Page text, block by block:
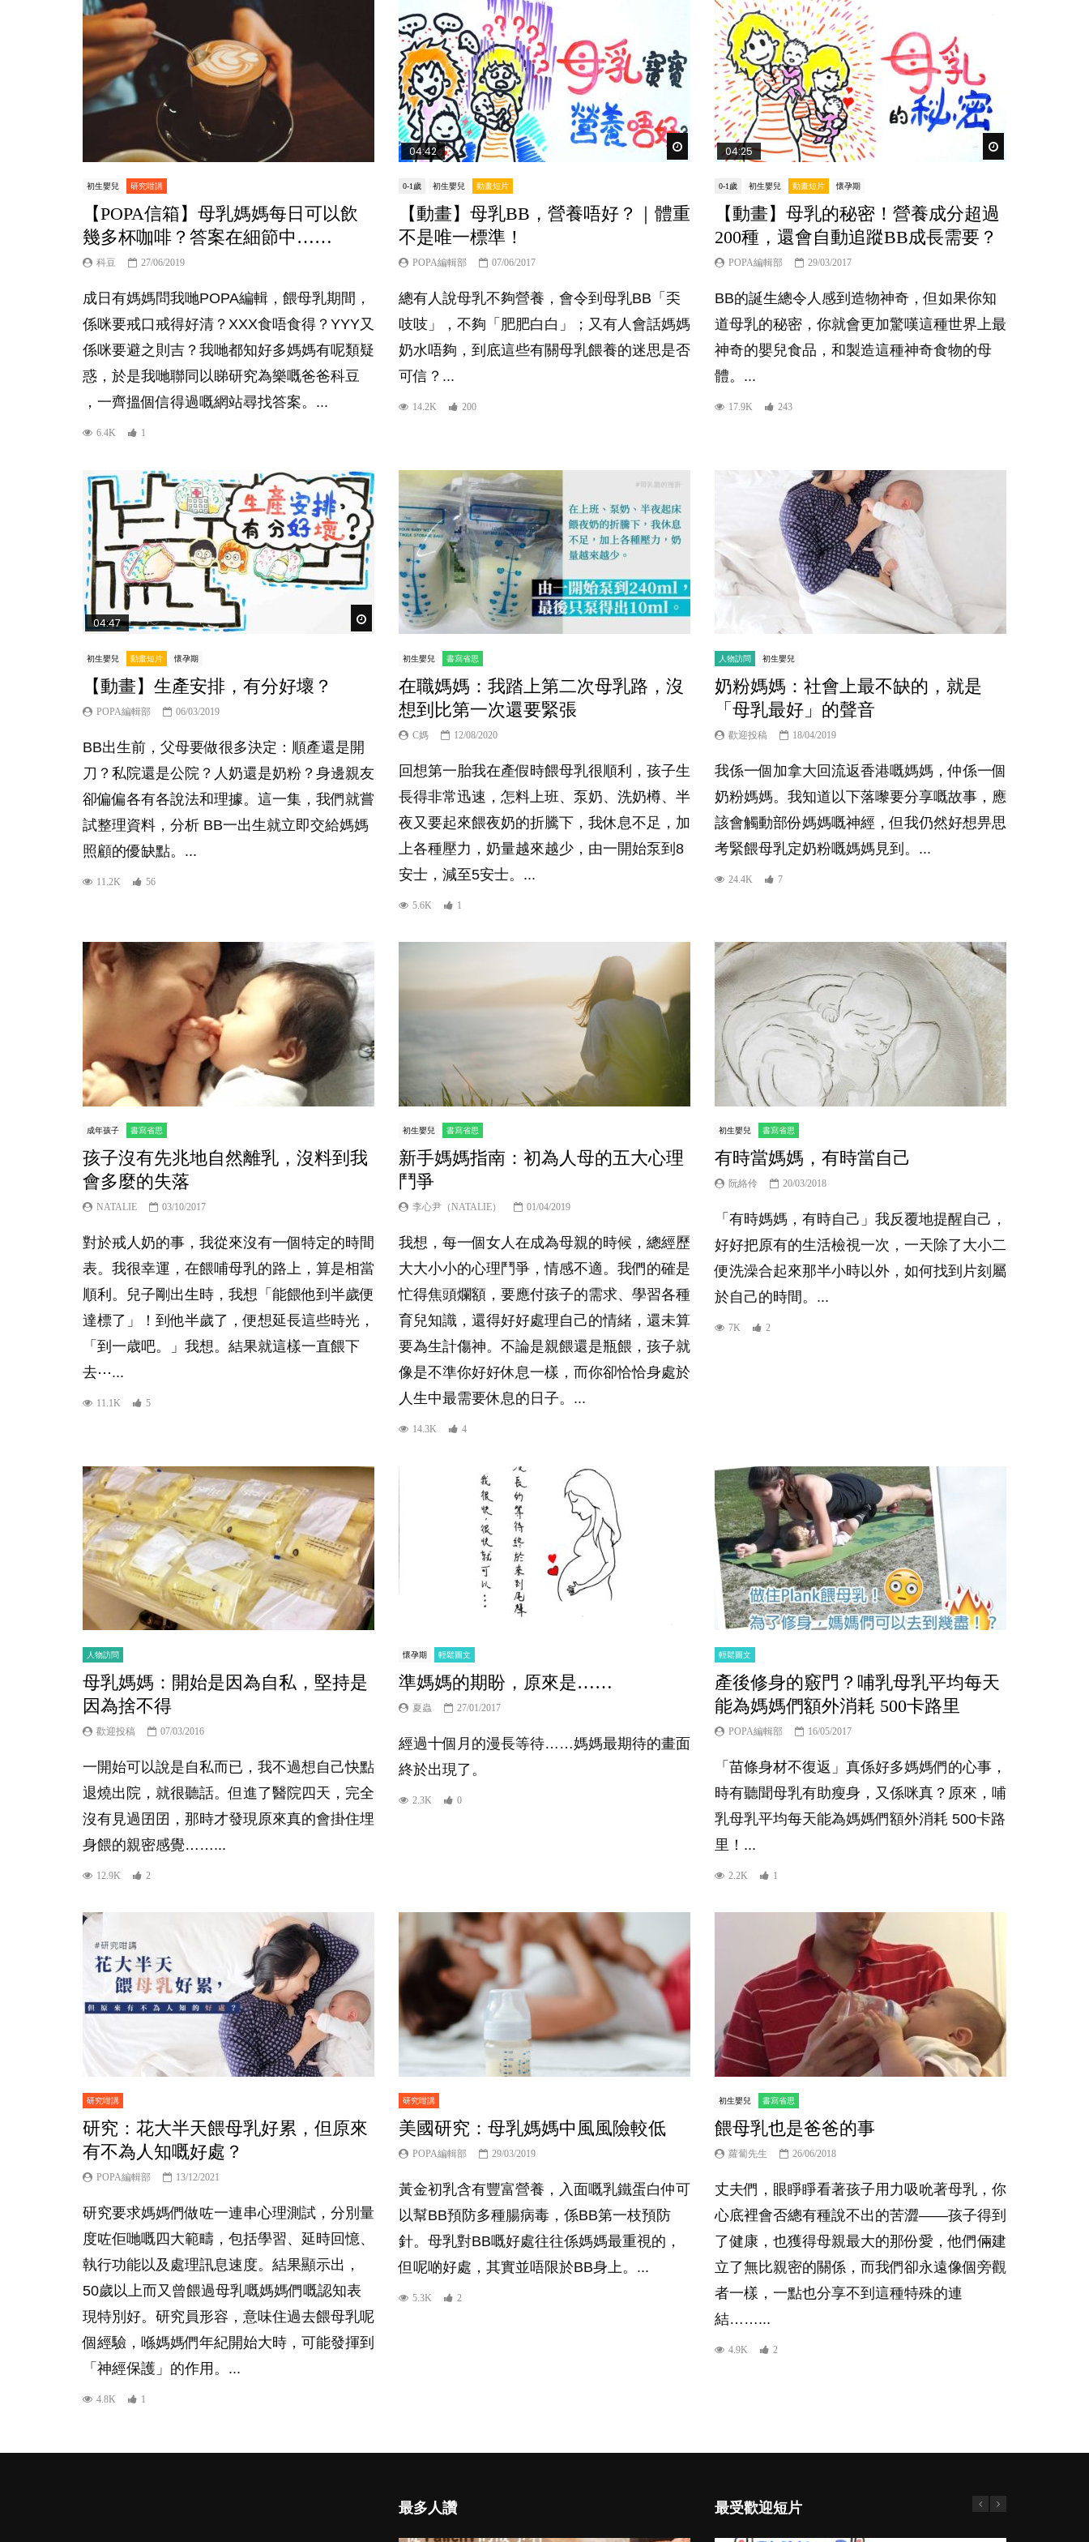
初生嬰兒 研究咁講
【POPA信箱】母乳媽媽每日可以飲
幾多杯咖啡？答案在細節中……
科豆 27/06/2019
成日有媽媽問我哋POPA編輯，餵母乳期間，
係咪要戒口戒得好清？XXX食唔食得？YYY又
係咪要避之則吉？我哋都知好多媽媽有呢類疑
惑，於是我哋聯同以睇研究為樂嘅爸爸科豆
，一齊搵個信得過嘅網站尋找答案。...
6.4K 1
Watch Later
04:42
0-1歲 初生嬰兒 動畫短片
【動畫】母乳BB，營養唔好？｜體重
不是唯一標準！
POPA編輯部 07/06/2017
總有人說母乳不夠營養，會令到母乳BB「奀
吱吱」，不夠「肥肥白白」；又有人會話媽媽
奶水唔夠，到底這些有關母乳餵養的迷思是否
可信？...
14.2K 200
04:25
0-1歲 初生嬰兒 動畫短片 懷孕期
【動畫】母乳的秘密！營養成分超過
200種，還會自動追蹤BB成長需要？
POPA編輯部 29/03/2017
BB的誕生總令人感到造物神奇，但如果你知
道母乳的秘密，你就會更加驚嘆這種世界上最
神奇的嬰兒食品，和製造這種神奇食物的母
體。...
17.9K 243
Watch Later
04:47
初生嬰兒 動畫短片 懷孕期
【動畫】生產安排，有分好壞？
POPA編輯部 06/03/2019
BB出生前，父母要做很多決定：順產還是開
刀？私院還是公院？人奶還是奶粉？身邊親友
卻偏偏各有各說法和理據。這一集，我們就嘗
試整理資料，分析 BB一出生就立即交給媽媽
照顧的優缺點。...
11.2K 56
初生嬰兒 書寫省思
在職媽媽：我踏上第二次母乳路，沒
想到比第一次還要緊張
C媽 12/08/2020
回想第一胎我在產假時餵母乳很順利，孩子生
長得非常迅速，怎料上班、泵奶、洗奶樽、半
夜又要起來餵夜奶的折騰下，我休息不足，加
上各種壓力，奶量越來越少，由一開始泵到8
安士，減至5安士。...
5.6K 1
人物訪問 初生嬰兒
奶粉媽媽：社會上最不缺的，就是
「母乳最好」的聲音
歡迎投稿 18/04/2019
我係一個加拿大回流返香港嘅媽媽，仲係一個
奶粉媽媽。我知道以下落嚟要分享嘅故事，應
該會觸動部份媽媽嘅神經，但我仍然好想畀思
考緊餵母乳定奶粉嘅媽媽見到。...
24.4K 7
成年孩子 書寫省思
孩子沒有先兆地自然離乳，沒料到我
會多麼的失落
NATALIE 03/10/2017
對於戒人奶的事，我從來沒有一個特定的時間
表。我很幸運，在餵哺母乳的路上，算是相當
順利。兒子剛出生時，我想「能餵他到半歲便
達標了」！到他半歲了，便想延長這些時光，
「到一歳吧。」我想。結果就這樣一直餵下
去⋯...
11.1K 5
初生嬰兒 書寫省思
新手媽媽指南：初為人母的五大心理
鬥爭
李心尹（NATALIE） 01/04/2019
我想，每一個女人在成為母親的時候，總經歷
大大小小的心理鬥爭，情感不適。我們的確是
忙得焦頭爛額，要應付孩子的需求、學習各種
育兒知識，還得好好處理自己的情緒，還未算
要為生計傷神。不論是親餵還是瓶餵，孩子就
像是不準你好好休息一樣，而你卻恰恰身處於
人生中最需要休息的日子。...
14.3K 4
初生嬰兒 書寫省思
有時當媽媽，有時當自己
阮絡伶 20/03/2018
「有時媽媽，有時自己」我反覆地提醒自己，
好好把原有的生活檢視一次，一天除了大小二
便洗澡合起來那半小時以外，如何找到片刻屬
於自己的時間。...
7K 2
人物訪問
母乳媽媽：開始是因為自私，堅持是
因為捨不得
歡迎投稿 07/03/2016
一開始可以說是自私而已，我不過想自己快點
退燒出院，就很聽話。但進了醫院四天，完全
沒有見過囝囝，那時才發現原來真的會掛住埋
身餵的親密感覺……...
12.9K 2
懷孕期 輕鬆圖文
準媽媽的期盼，原來是……
夏蟲 27/01/2017
經過十個月的漫長等待……媽媽最期待的畫面
終於出現了。
2.3K 0
輕鬆圖文
產後修身的竅門？哺乳母乳平均每天
能為媽媽們額外消耗 500卡路里
POPA編輯部 16/05/2017
「苗條身材不復返」真係好多媽媽們的心事，
時有聽聞母乳有助瘦身，又係咪真？原來，哺
乳母乳平均每天能為媽媽們額外消耗 500卡路
里！...
2.2K 1
研究咁講
研究：花大半天餵母乳好累，但原來
有不為人知嘅好處？
POPA編輯部 13/12/2021
研究要求媽媽們做咗一連串心理測試，分別量
度咗佢哋嘅四大範疇，包括學習、延時回憶、
執行功能以及處理訊息速度。結果顯示出，
50歲以上而又曾餵過母乳嘅媽媽們嘅認知表
現特別好。研究員形容，意味住過去餵母乳呢
個經驗，喺媽媽們年紀開始大時，可能發揮到
「神經保護」的作用。...
4.8K 1
研究咁講
美國研究：母乳媽媽中風風險較低
POPA編輯部 29/03/2019
黃金初乳含有豐富營養，入面嘅乳鐵蛋白仲可
以幫BB預防多種腸病毒，係BB第一枝預防
針。母乳對BB嘅好處往往係媽媽最重視的，
但呢啲好處，其實並唔限於BB身上。...
5.3K 2
初生嬰兒 書寫省思
餵母乳也是爸爸的事
蘿蔔先生 26/06/2018
丈夫們，眼睜睜看著孩子用力吸吮著母乳，你
心底裡會否總有種說不出的苦澀——孩子得到
了健康，也獲得母親最大的那份愛，他們倆建
立了無比親密的關係，而我們卻永遠像個旁觀
者一樣，一點也分享不到這種特殊的連
結……...
4.9K 2
最多人讚 最受歡迎短片